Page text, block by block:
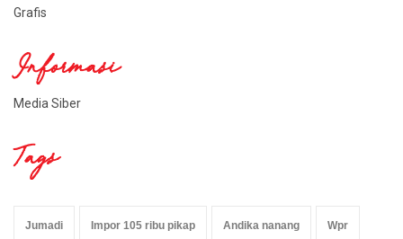
Grafis
Informasi
Media Siber
Tags
Jumadi Impor 105 ribu pikap Andika nanang Wpr